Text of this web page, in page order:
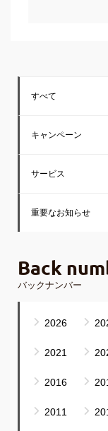
すべて
キャンペーン
サービス
重要なお知らせ
Back
バックナンバー
2026
2021
2016
2011